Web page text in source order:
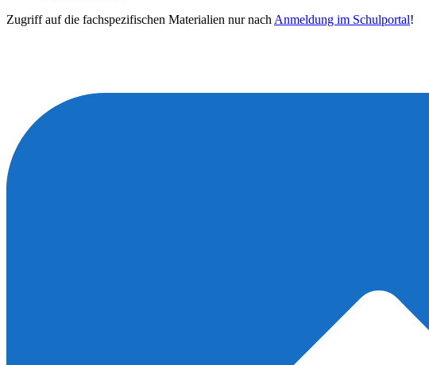
Zugriff auf die fachspezifischen Materialien nur nach Anmeldung im Schulportal!